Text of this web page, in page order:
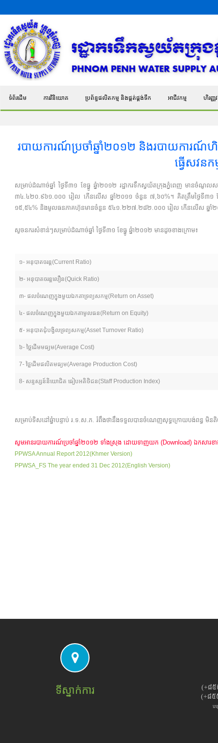
ទំព័រដើម ការវិនិយោគ ប្រព័ន្ធផលិតកម្ម និងផ្គត់ផ្គង់ទឹក អាជីវកម្ម ហិរញ្ញវ
របាយការណ៍ប្រចាំឆ្នាំ២០១២ និងរបាយការណ៍ហិរ
ធ្វើសវន
សម្រាប់ដំណាច់ឆ្នាំ ថ្ងៃទី៣១ ខែធ្នូ ឆ្នំា២០១២ រដ្ឋាករទឹកស្វយ័តក្រុងភ្នំពេញ ម
៣៤.៤២០.៩៦១.០០០ រៀល កើនលើស ឆ្នាំ២០១១ ចំនួន ៧,៦០%។ គិតត្រឹមថ្ងៃទី៣១
១៥,៥៤% និងមូលធនភាគហ៊ុនមានចំនួន ៥៤១.២២៧.២៨២.០០០ រៀល កើនលើស ឆ្នាំ
សូចនករសំខាន់ៗសម្រាប់ដំណាច់ឆ្នាំ ថ្ងៃទី៣១ ខែធ្នូ ឆ្នំា២០១២ មានដូចខាងក្រោម៖
១- អនុបាតចរន្ត(Current Ratio)
២- អនុបាតចរន្តលឿន(Quick Ratio)
៣- ផលចំណេញក្នុងមួយឯកតាទ្រព្យសកម្ម(Return on Asset)
៤- ផលចំណេញក្នុងមួយឯកតាមូលធន(Return on Equity)
៥- អនុបាតជុំបង្វិលទ្រព្យសកម្ម(Asset Turnover Ratio)
៦- ថ្លៃដើមមធ្យម(Average Cost)
7- ថ្លៃដើមផលិតមធ្យម(Average Production Cost)
8- សន្ទស្សន៍និយោជិត ធៀបអតិថិជន(Staff Production Index)
សម្រាប់ទិសដៅឆ្នំាបន្ទាប់ រ.ទ.ស.ភ. រំពឹងថានឹងទទួលបានចំណេញសុទ្ធក្រោយបង់ពន្ធ
សូមអានរបាយការណ៍ប្រចាំឆ្នាំ២០១២ ទាំងស្រុង ដោយទាញយក (Download) ឯកសារខា
PPWSA Annual Report 2012(Khmer Version)
PPWSA_FS The year ended 31 Dec 2012(English Version)
ទីស្នាក់ការ
(+៨
(+៨
ប